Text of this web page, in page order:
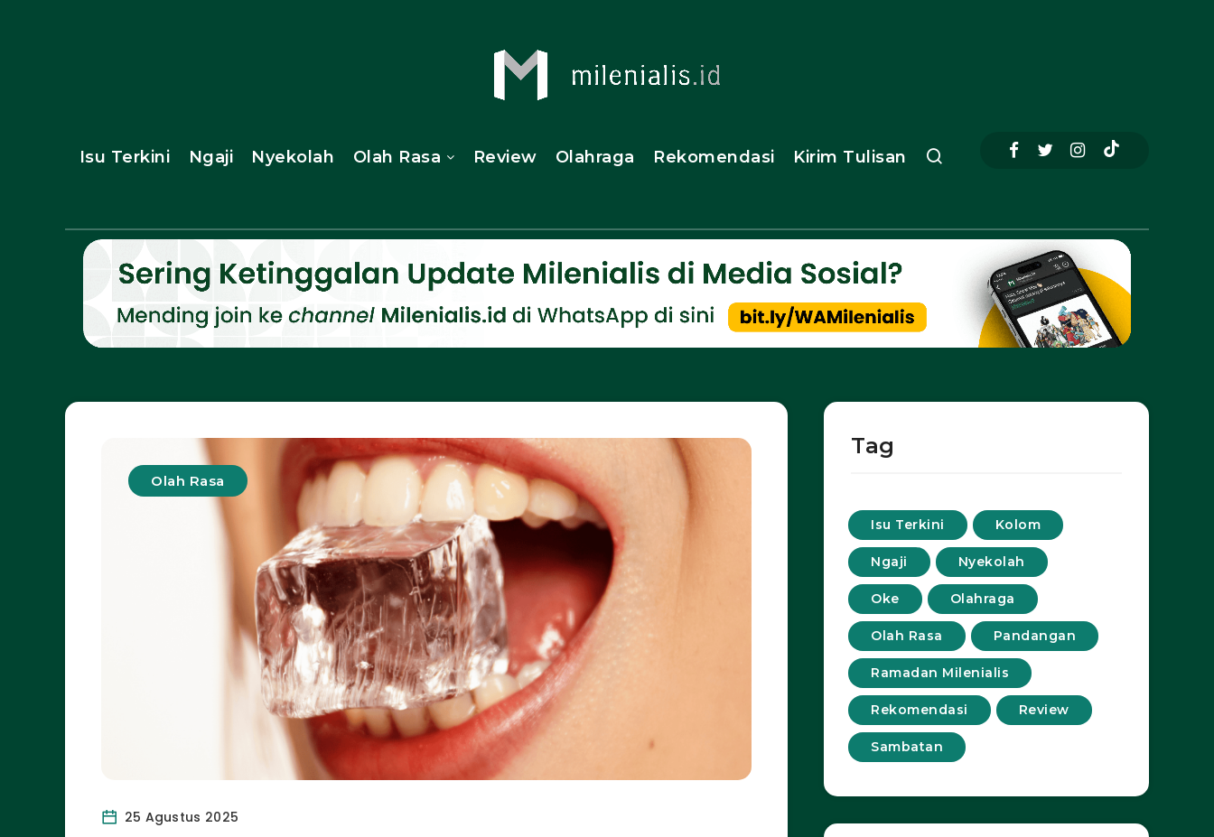
Isu Terkini Ngaji Nyekolah Olah Rasa Review Olahraga Rekomendasi Kirim Tulisan
Olah Rasa
25 Agustus 2025
Tag
Isu Terkini Kolom
Ngaji Nyekolah
Oke Olahraga
Olah Rasa Pandangan
Ramadan Milenialis
Rekomendasi Review
Sambatan